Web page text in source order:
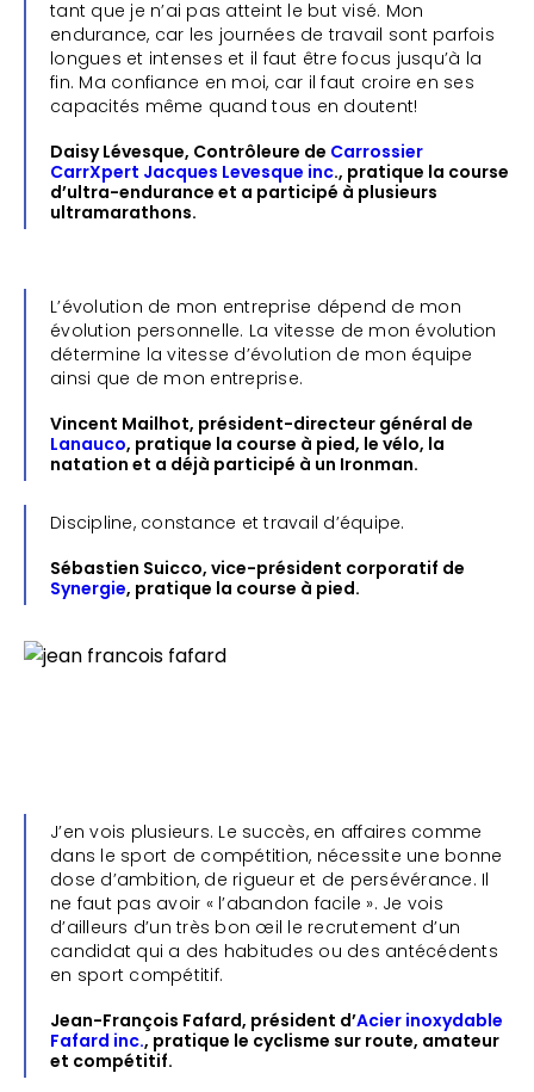
tant que je n’ai pas atteint le but visé. Mon
endurance, car les journées de travail sont parfois
longues et intenses et il faut être focus jusqu’à la
fin. Ma confiance en moi, car il faut croire en ses
capacités même quand tous en doutent!
Daisy Lévesque, Contrôleure de Carrossier
CarrXpert Jacques Levesque inc., pratique la course
d’ultra-endurance et a participé à plusieurs
ultramarathons.
L’évolution de mon entreprise dépend de mon
évolution personnelle. La vitesse de mon évolution
détermine la vitesse d’évolution de mon équipe
ainsi que de mon entreprise.
Vincent Mailhot, président-directeur général de
Lanauco, pratique la course à pied, le vélo, la
natation et a déjà participé à un Ironman.
Discipline, constance et travail d’équipe.
Sébastien Suicco, vice-président corporatif de
Synergie, pratique la course à pied.
J’en vois plusieurs. Le succès, en affaires comme
dans le sport de compétition, nécessite une bonne
dose d’ambition, de rigueur et de persévérance. Il
ne faut pas avoir « l’abandon facile ». Je vois
d’ailleurs d’un très bon œil le recrutement d’un
candidat qui a des habitudes ou des antécédents
en sport compétitif.
Jean-François Fafard, président d’Acier inoxydable
Fafard inc., pratique le cyclisme sur route, amateur
et compétitif.